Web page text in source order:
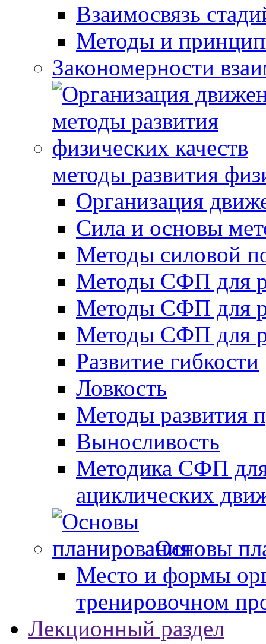
Взаимосвязь
Методы и
Закономерности
методы развития
Организация
Сила и основы
Методы силовой
Методы СФП для
Методы СФП для
Методы СФП для
Развитие гибкости
Ловкость
Методы развития
Выносливость
Методика СФП для
ациклических
Основы
Место и формы
тренировочном
Лекционный раздел